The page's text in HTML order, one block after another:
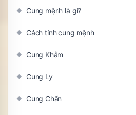
◆ Cung mệnh là gì?
◆ Cách tính cung mệnh
◆ Cung Khảm
◆ Cung Ly
◆ Cung Chấn